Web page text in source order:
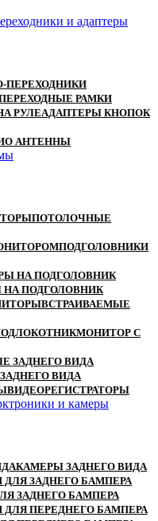
и адаптеры
ПЕРЕХОДНИКИ
РАМКИ
АДАПТЕРЫ КНОПОК
АНТЕННЫ
ПОТОЛОЧНЫЕ
ПОДГОЛОВНИКИ
ПОДГОЛОВНИК
ВСТРАИВАЕМЫЕ
МОНИТОР С
ВИДА
ВИДЕОРЕГИСТРАТОРЫ
и камеры
КАМЕРЫ ЗАДНЕГО ВИДА
ЗАДНЕГО БАМПЕРА